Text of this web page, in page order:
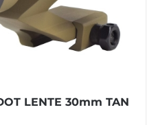
LENTE 30mm TAN